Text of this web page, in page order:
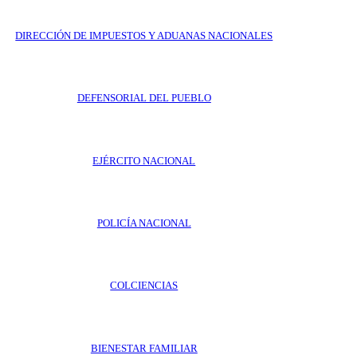
DIRECCIÓN DE IMPUESTOS Y ADUANAS NACIONALES
DEFENSORIAL DEL PUEBLO
EJÉRCITO NACIONAL
POLICÍA NACIONAL
COLCIENCIAS
BIENESTAR FAMILIAR